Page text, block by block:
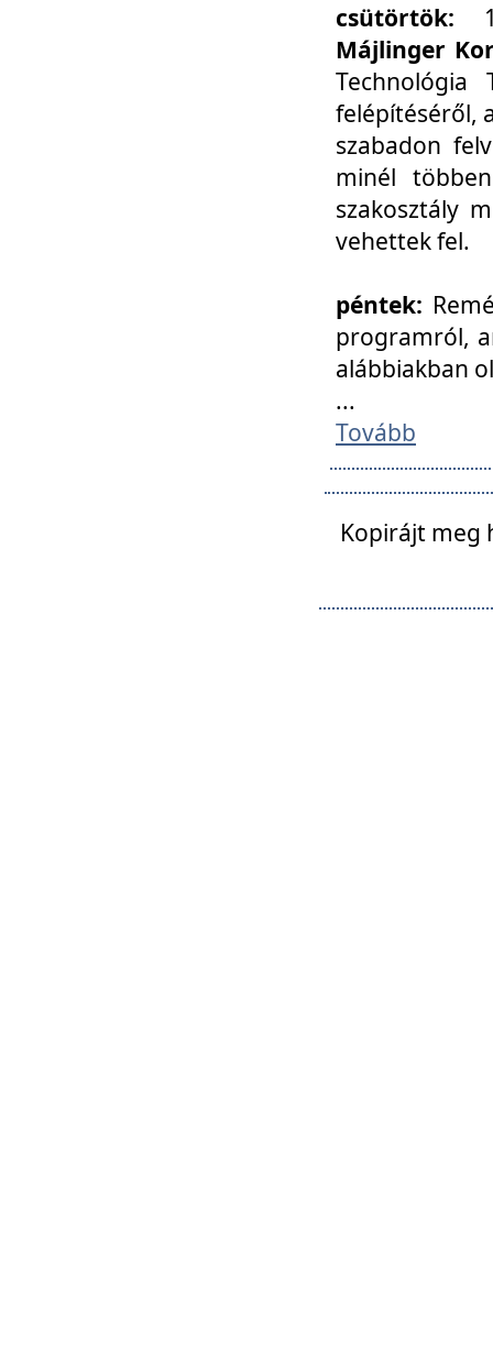
csütörtök:
Májlinger
Technológia
felépítéséről,
szabadon
minél
szakosztály
vehettek fel.
péntek:
programról,
alábbiakban
...
Tovább
Kopirájt meg